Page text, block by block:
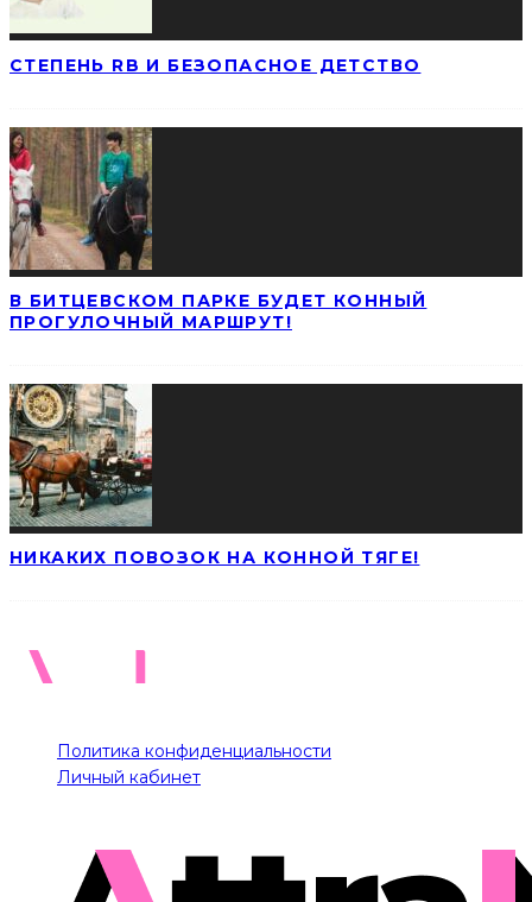
СТЕПЕНЬ RB И БЕЗОПАСНОЕ ДЕТСТВО
В БИТЦЕВСКОМ ПАРКЕ БУДЕТ КОННЫЙ
ПРОГУЛОЧНЫЙ МАРШРУТ!
НИКАКИХ ПОВОЗОК НА КОННОЙ ТЯГЕ!
Политика конфиденциальности
Личный кабинет